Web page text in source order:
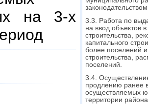
на 3-х
3.3. Работа по
на ввод объектов
строительства,
капитального
более поселений и
строительства,
поселений.
3.4.
продлению ранее
осуществляемых
территории